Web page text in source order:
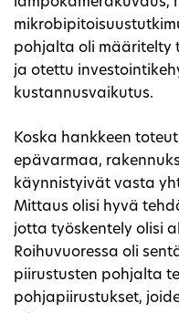
pohjalta oli määritelty
ja otettu
kustannusvaikutus.
Koska hankkeen
epävarmaa,
käynnistyivät vasta
Mittaus olisi hyvä
jotta työskentely olisi
Roihuvuoressa oli
piirustusten pohjalta
pohjapiirustukset,